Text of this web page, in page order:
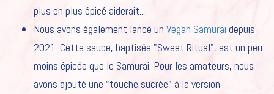
FR
NL
EN
plus en plus épicé aiderait....
Nous avons également lancé un Vegan Samurai depuis
2021. Cette sauce, baptisée "Sweet Ritual", est un peu
moins épicée que le Samurai. Pour les amateurs, nous
avons ajouté une "touche sucrée" à la version